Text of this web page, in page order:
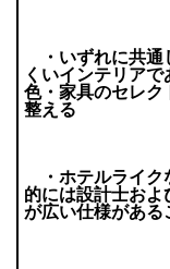
・いずれに共通
くいインテリアで
色・家具のセレク
整える
・ホテルライク
的には設計士およ
が広い仕様がある